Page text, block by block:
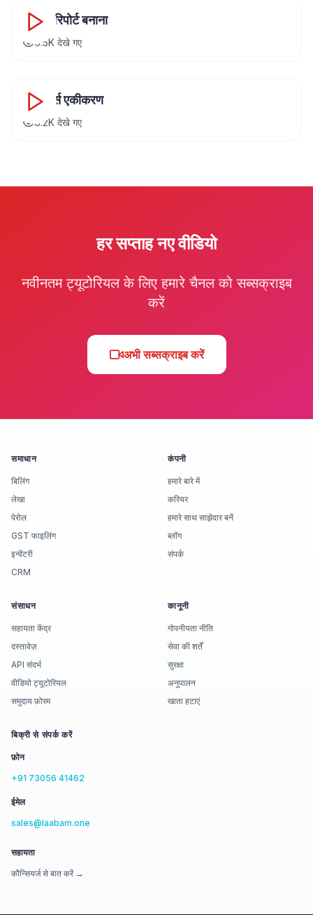
कस्टम रिपोर्ट बनाना
6.5K देखे गए
ई-कॉमर्स एकीकरण
8.2K देखे गए
हर सप्ताह नए वीडियो
नवीनतम ट्यूटोरियल के लिए हमारे चैनल को सब्सक्राइब
करें
अभी सब्सक्राइब करें
समाधान
बिलिंग
लेखा
पेरोल
GST फाइलिंग
इन्वेंटरी
CRM
कंपनी
हमारे बारे में
करियर
हमारे साथ साझेदार बनें
ब्लॉग
संपर्क
संसाधन
सहायता केंद्र
दस्तावेज़
API संदर्भ
वीडियो ट्यूटोरियल
समुदाय फ़ोरम
कानूनी
गोपनीयता नीति
सेवा की शर्तें
सुरक्षा
अनुपालन
खाता हटाएं
बिक्री से संपर्क करें
फ़ोन
+91 73056 41462
ईमेल
sales@laabam.one
सहायता
कौन्सियर्ज से बात करें →